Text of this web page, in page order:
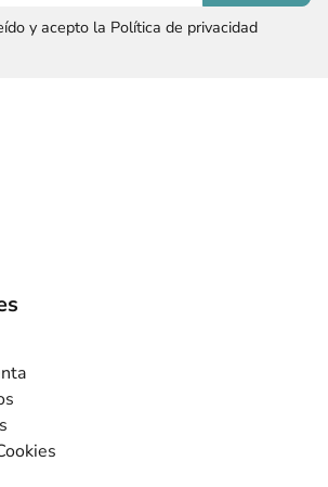
y acepto la Política de privacidad